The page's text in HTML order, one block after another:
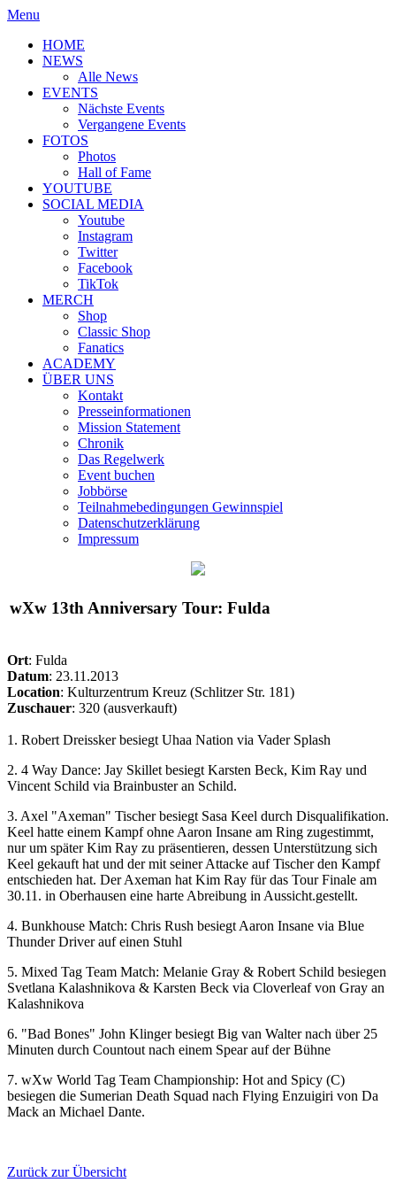
Menu
HOME
NEWS
Alle News
EVENTS
Nächste Events
Vergangene Events
FOTOS
Photos
Hall of Fame
YOUTUBE
SOCIAL MEDIA
Youtube
Instagram
Twitter
Facebook
TikTok
MERCH
Shop
Classic Shop
Fanatics
ACADEMY
ÜBER UNS
Kontakt
Presseinformationen
Mission Statement
Chronik
Das Regelwerk
Event buchen
Jobbörse
Teilnahmebedingungen Gewinnspiel
Datenschutzerklärung
Impressum
wXw 13th Anniversary Tour: Fulda
Ort: Fulda
Datum: 23.11.2013
Location: Kulturzentrum Kreuz (Schlitzer Str. 181)
Zuschauer: 320 (ausverkauft)
1. Robert Dreissker besiegt Uhaa Nation via Vader Splash
2. 4 Way Dance: Jay Skillet besiegt Karsten Beck, Kim Ray und
Vincent Schild via Brainbuster an Schild.
3. Axel "Axeman" Tischer besiegt Sasa Keel durch Disqualifikation.
Keel hatte einem Kampf ohne Aaron Insane am Ring zugestimmt,
nur um später Kim Ray zu präsentieren, dessen Unterstützung sich
Keel gekauft hat und der mit seiner Attacke auf Tischer den Kampf
entschieden hat. Der Axeman hat Kim Ray für das Tour Finale am
30.11. in Oberhausen eine harte Abreibung in Aussicht.gestellt.
4. Bunkhouse Match: Chris Rush besiegt Aaron Insane via Blue
Thunder Driver auf einen Stuhl
5. Mixed Tag Team Match: Melanie Gray & Robert Schild besiegen
Svetlana Kalashnikova & Karsten Beck via Cloverleaf von Gray an
Kalashnikova
6. "Bad Bones" John Klinger besiegt Big van Walter nach über 25
Minuten durch Countout nach einem Spear auf der Bühne
7. wXw World Tag Team Championship: Hot and Spicy (C)
besiegen die Sumerian Death Squad nach Flying Enzuigiri von Da
Mack an Michael Dante.
Zurück zur Übersicht